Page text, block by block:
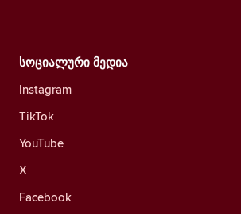
სოციალური მედია
Instagram
TikTok
YouTube
X
Facebook